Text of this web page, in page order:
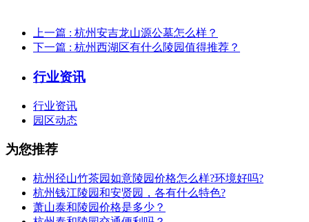
上一篇 : 杭州安吉龙山源公墓怎么样？
下一篇 : 杭州西湖区有什么陵园值得推荐？
行业资讯
行业资讯
园区动态
为您推荐
杭州径山竹茶园如意陵园价格怎么样?环境好吗?
杭州钱江陵园和安贤园，各有什么特色?
萧山泰和陵园价格是多少？